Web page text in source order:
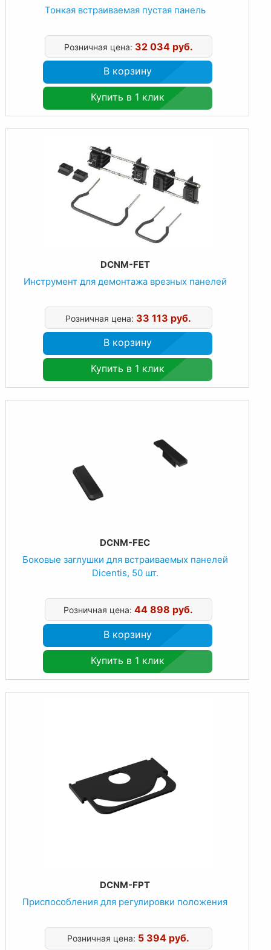
Тонкая встраиваемая пустая панель
Розничная цена: 32 034 руб.
В корзину
Купить в 1 клик
DCNM-FET
Инструмент для демонтажа врезных панелей
Розничная цена: 33 113 руб.
В корзину
Купить в 1 клик
DCNM-FEC
Боковые заглушки для встраиваемых панелей
Dicentis, 50 шт.
Розничная цена:44 898 руб.
В корзину
Купить в 1 клик
DCNM-FPT
Приспособления для регулировки положения
Розничная цена: 5 394 руб.